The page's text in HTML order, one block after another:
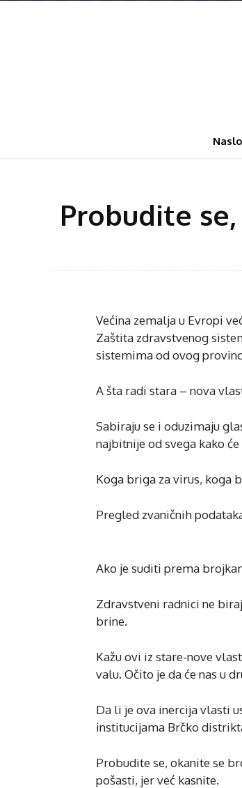
Probudite
Većina zemalja u Evropi
Zaštita zdravstvenog
sistemima od ovog
A šta radi stara – nova
Sabiraju se i oduzimaju
najbitnije od svega kako
Koga briga za virus, koga
Pregled zvaničnih
Ako je suditi prema
Zdravstveni radnici ne
brine.
Kažu ovi iz stare-nove
valu. Očito je da će nas u
Da li je ova inercija vlasti
institucijama Brčko
Probudite se, okanite se
pošasti, jer već kasnite.